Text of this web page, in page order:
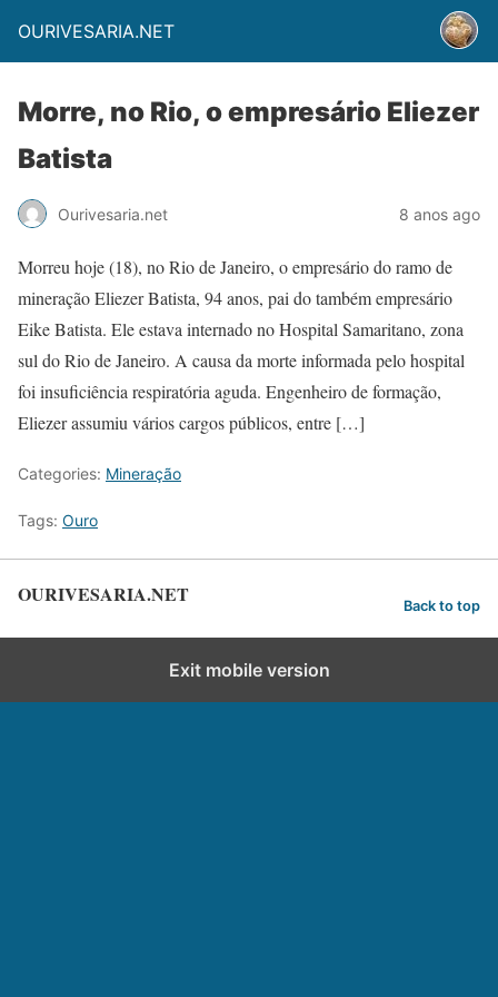
OURIVESARIA.NET
Morre, no Rio, o empresário Eliezer
Batista
Ourivesaria.net 8 anos ago
Morreu hoje (18), no Rio de Janeiro, o empresário do ramo de
mineração Eliezer Batista, 94 anos, pai do também empresário
Eike Batista. Ele estava internado no Hospital Samaritano, zona
sul do Rio de Janeiro. A causa da morte informada pelo hospital
foi insuficiência respiratória aguda. Engenheiro de formação,
Eliezer assumiu vários cargos públicos, entre […]
Categories: Mineração
Tags: Ouro
OURIVESARIA.NET Back to top
Exit mobile version